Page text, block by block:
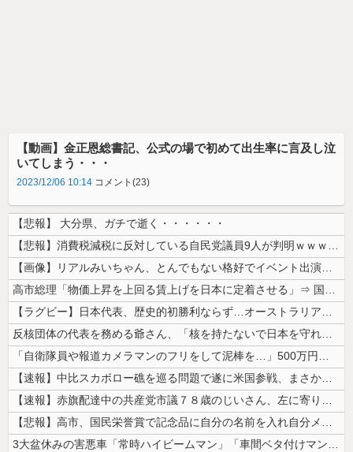
【動画】金正恩総書記、公式の場で初めて出生率に言及し泣
いてしまう・・・
2023/12/06 10:14 コメント(23)
【悲報】 大分県、ガチで逝く・・・・・・
【悲報】消費税減税に反対している自民党議員9人が判明ｗｗｗｗｗｗ
【画像】リアルみいちゃん、とんでもない格好でイベント出演するwwwww...
高市総理「物価上昇を上回る賃上げを日本に定着させる」⇒ 国家公務員月...
【ラグビー】日本代表、歴史的初勝利ならず…オーストラリアに逆転負け ８...
反核団体の代表を務める爺さん、「核を持たないで日本を守れますか」と中学...
「自衛隊員や報道カメラマンのフリをして泥棒を…」500万円分の預金通帳...
【速報】中比スカボロー礁を巡る問題で遂に米国参戦、まさかのこっち擁護で...
【速報】赤旗配達中の共産党市議７８歳のじいさん、左に寄りすぎたか車で民...
【悲報】高市、国民栄誉賞で記念品に自分の名前を入れ自分メインのPV撮影...
3大盆休みの害悪車「常時ハイビームマン」「車間ベタ付けマン」「法定速度...